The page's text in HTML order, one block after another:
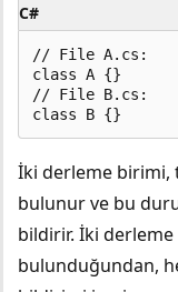
C#
// File A.cs:
class A {}
// File B.cs:
İki derleme birimi,
bulunur ve bu
bildirir. İki derleme
bulunduğundan,